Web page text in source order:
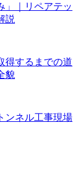
」｜リペアテッ
説
得するまでの道
貌
ンネル工事現場